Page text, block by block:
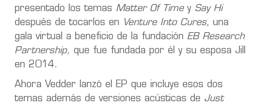
presentado los temas Matter Of Timey Say Hi
después de tocarlos en Venture Into Cures, una
gala virtual a beneficio de la fundación EB Research
Partnership, que fue fundada por él y su esposa Jill
en 2014.
Ahora Vedder lanzó el EP que incluye esos dos
temas además de versiones acústicas de Just